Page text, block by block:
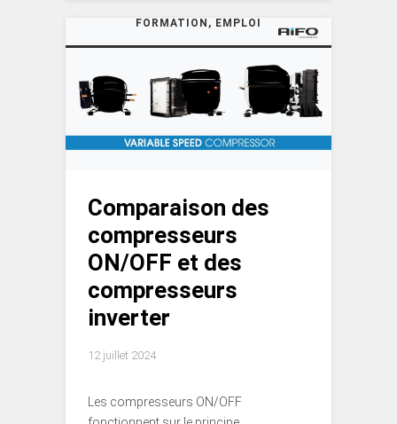
FORMATION, EMPLOI
Comparaison des
compresseurs
ON/OFF et des
compresseurs
inverter
12 juillet 2024
Les compresseurs ON/OFF